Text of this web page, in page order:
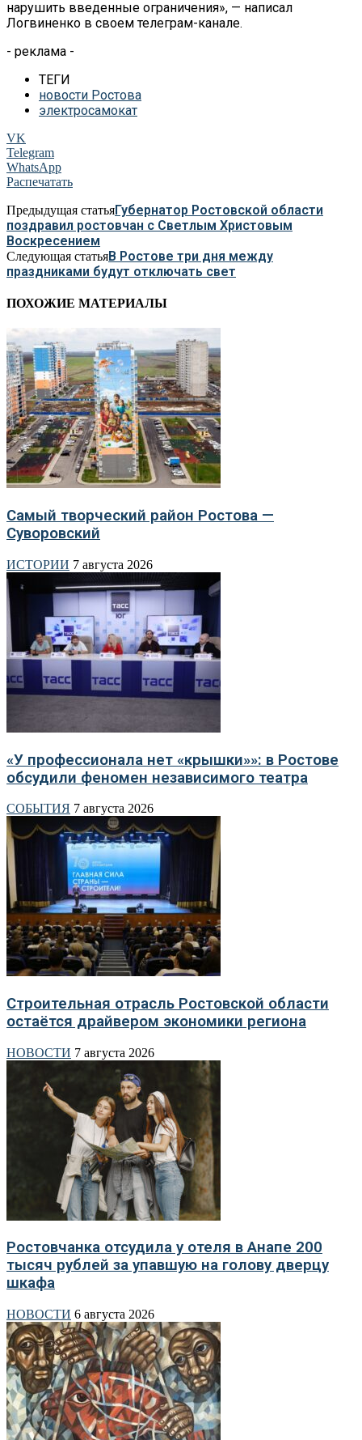
нарушить введенные ограничения», — написал
Логвиненко в своем телеграм-канале.
- реклама -
ТЕГИ
новости Ростова
электросамокат
VK
Telegram
WhatsApp
Распечатать
Предыдущая статьяГубернатор Ростовской области
поздравил ростовчан с Светлым Христовым
Воскресением
Следующая статьяВ Ростове три дня между
праздниками будут отключать свет
ПОХОЖИЕ МАТЕРИАЛЫ
Самый творческий район Ростова —
Суворовский
ИСТОРИИ 7 августа 2026
«У профессионала нет «крышки»»: в Ростове
обсудили феномен независимого театра
СОБЫТИЯ 7 августа 2026
Строительная отрасль Ростовской области
остаётся драйвером экономики региона
НОВОСТИ 7 августа 2026
Ростовчанка отсудила у отеля в Анапе 200
тысяч рублей за упавшую на голову дверцу
шкафа
НОВОСТИ 6 августа 2026